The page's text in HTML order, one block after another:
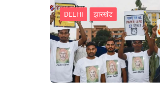
DELHI झारखंड